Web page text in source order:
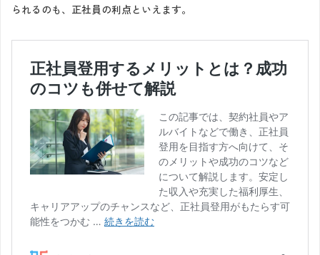
られるのも、正社員の利点といえます。